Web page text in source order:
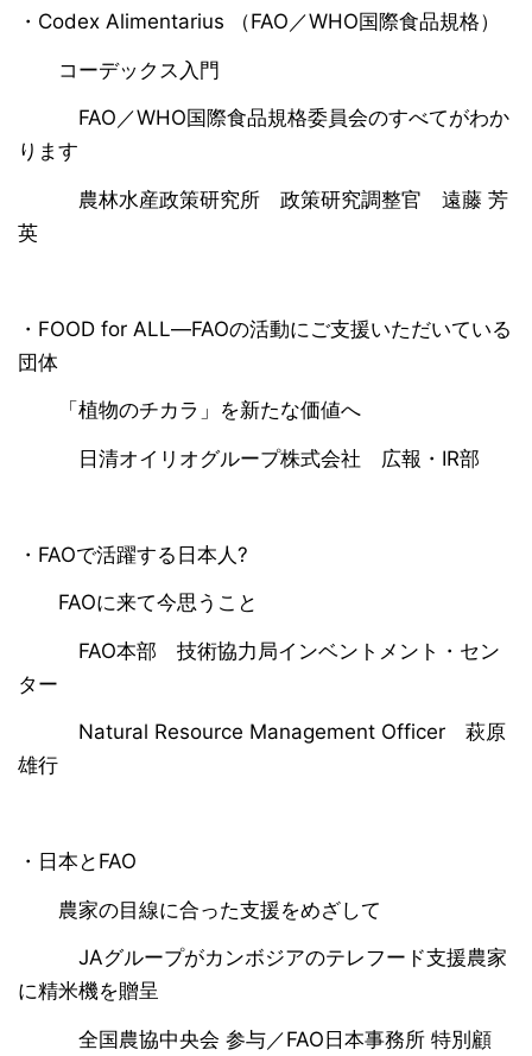
・Codex Alimentarius （FAO／WHO国際食品規格）
コーデックス入門
FAO／WHO国際食品規格委員会のすべてがわか
ります
農林水産政策研究所 政策研究調整官 遠藤 芳
英
・FOOD for ALL―FAOの活動にご支援いただいている
団体
「植物のチカラ」を新たな価値へ
日清オイリオグループ株式会社 広報・IR部
・FAOで活躍する日本人?
FAOに来て今思うこと
FAO本部 技術協力局インベントメント・セン
ター
Natural Resource Management Officer 萩原
雄行
・日本とFAO
農家の目線に合った支援をめざして
JAグループがカンボジアのテレフード支援農家
に精米機を贈呈
全国農協中央会 参与／FAO日本事務所 特別顧